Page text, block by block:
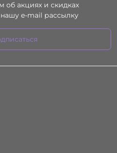
об акциях и скидках
e-mail рассылку